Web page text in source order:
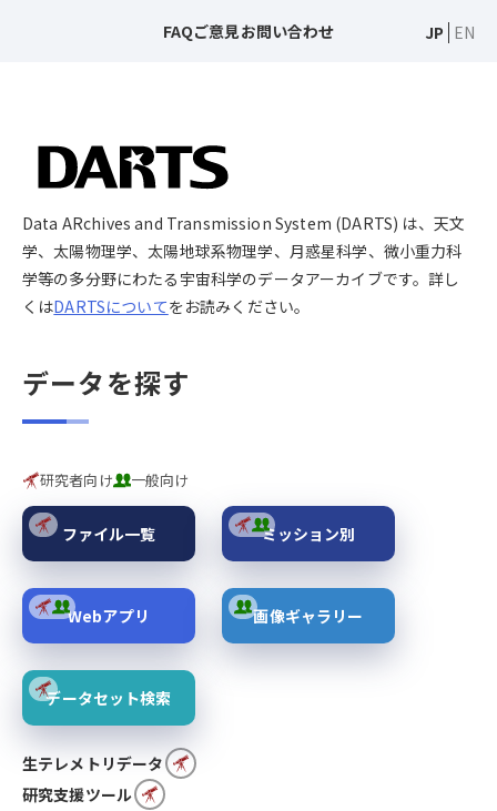
FAQご意見お問い合わせ JP EN
Data ARchives and Transmission System (DARTS) は、天文
学、太陽物理学、太陽地球系物理学、月惑星科学、微小重力科
学等の多分野にわたる宇宙科学のデータアーカイブです。詳し
くはDARTSについてをお読みください。
データを探す
研究者向け 一般向け
ファイル一覧 ミッション別
Webアプリ 画像ギャラリー
データセット検索
生テレメトリデータ
研究支援ツール